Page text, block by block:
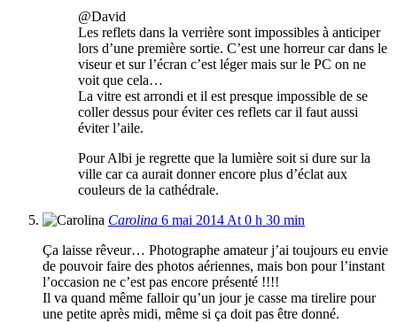
@David
Les reflets dans la verrière sont impossibles à anticiper
lors d’une première sortie. C’est une horreur car dans le
viseur et sur l’écran c’est léger mais sur le PC on ne
voit que cela…
La vitre est arrondi et il est presque impossible de se
coller dessus pour éviter ces reflets car il faut aussi
éviter l’aile.
Pour Albi je regrette que la lumière soit si dure sur la
ville car ca aurait donner encore plus d’éclat aux
couleurs de la cathédrale.
Carolina 6 mai 2014 At 0 h 30 min
Ça laisse rêveur… Photographe amateur j’ai toujours eu envie
de pouvoir faire des photos aériennes, mais bon pour l’instant
l’occasion ne c’est pas encore présenté !!!!
Il va quand même falloir qu’un jour je casse ma tirelire pour
une petite après midi, même si ça doit pas être donné.